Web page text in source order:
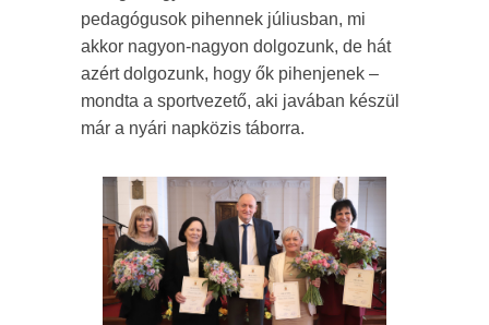
pedagógusok pihennek júliusban, mi
akkor nagyon-nagyon dolgozunk, de hát
azért dolgozunk, hogy ők pihenjenek –
mondta a sportvezető, aki javában készül
már a nyári napközis táborra.